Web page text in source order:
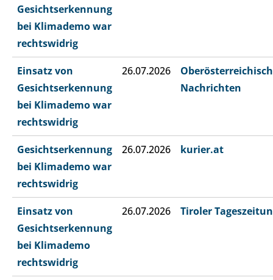
Gesichtserkennung
bei Klimademo war
rechtswidrig
Einsatz von
Gesichtserkennung
bei Klimademo war
rechtswidrig
26.07.2026
Nachrichten
Gesichtserkennung
bei Klimademo war
rechtswidrig
26.07.2026 kurier.at
Einsatz von
Gesichtserkennung
bei Klimademo
rechtswidrig
26.07.2026 Tiroler